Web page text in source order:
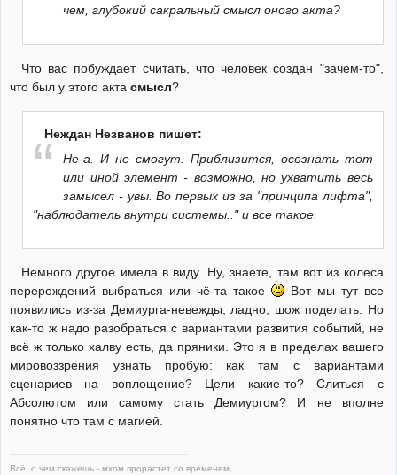
чем, глубокий сакральный смысл оного акта?
Что вас побуждает считать, что человек создан "зачем-то",
что был у этого акта смысл?
Неждан Незванов пишет:
Не-а. И не смогут. Приблизится, осознать тот
или иной элемент - возможно, но ухватить весь
замысел - увы. Во первых из за "принципа лифта",
"наблюдатель внутри системы.." и все такое.
Немного другое имела в виду. Ну, знаете, там вот из колеса
перерождений выбраться или чё-та такое
Вот мы тут все
появились из-за Демиурга-невежды, ладно, шож поделать. Но
как-то ж надо разобраться с вариантами развития событий, не
всё ж только халву есть, да пряники. Это я в пределах вашего
мировоззрения узнать пробую: как там с вариантами
сценариев на воплощение? Цели какие-то? Слиться с
Абсолютом или самому стать Демиургом? И не вполне
понятно что там с магией.
Всё, о чем скажешь - мхом прорастет со временем,